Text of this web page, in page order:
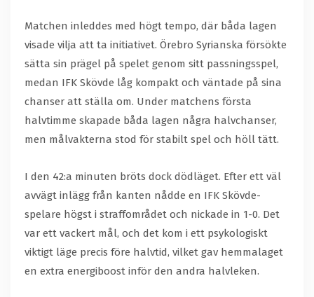
Matchen inleddes med högt tempo, där båda lagen
visade vilja att ta initiativet. Örebro Syrianska försökte
sätta sin prägel på spelet genom sitt passningsspel,
medan IFK Skövde låg kompakt och väntade på sina
chanser att ställa om. Under matchens första
halvtimme skapade båda lagen några halvchanser,
men målvakterna stod för stabilt spel och höll tätt.
I den 42:a minuten bröts dock dödläget. Efter ett väl
avvägt inlägg från kanten nådde en IFK Skövde-
spelare högst i straffområdet och nickade in 1-0. Det
var ett vackert mål, och det kom i ett psykologiskt
viktigt läge precis före halvtid, vilket gav hemmalaget
en extra energiboost inför den andra halvleken.